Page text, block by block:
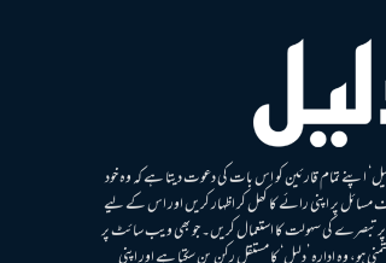
اپنے تمام قارئین کو اس بات کی دعوت دیتا ہے کہ وہ خود
مسائل پر اپنی رائے کا کھل کر اظہار کریں اور اس کے لیے
پر تبصرے کی سہولت کا استعمال کریں۔ جو بھی ویب سائٹ پر